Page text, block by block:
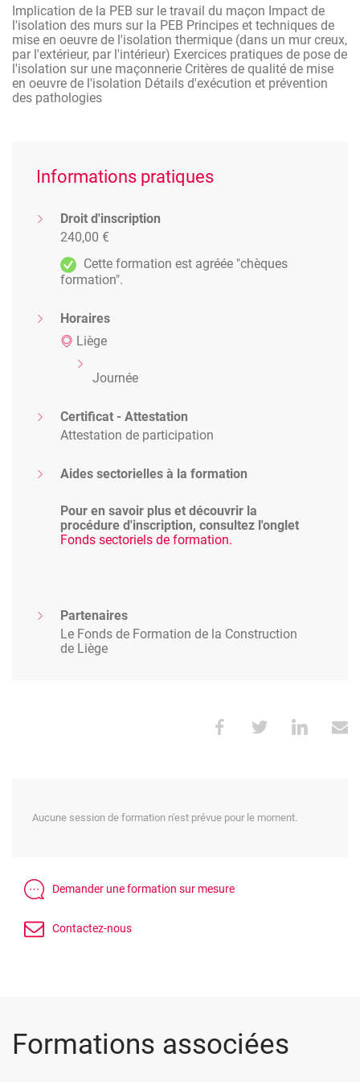
Implication de la PEB sur le travail du maçon Impact de
l'isolation des murs sur la PEB Principes et techniques de
mise en oeuvre de l'isolation thermique (dans un mur creux,
par l'extérieur, par l'intérieur) Exercices pratiques de pose de
l'isolation sur une maçonnerie Critères de qualité de mise
en oeuvre de l'isolation Détails d'exécution et prévention
des pathologies
Informations pratiques
Droit d'inscription
240,00 €
Cette formation est agréée "chèques
formation".
Horaires
Liège
Journée
Certificat - Attestation
Attestation de participation
Aides sectorielles à la formation
Pour en savoir plus et découvrir la
procédure d'inscription, consultez l'onglet
Fonds sectoriels de formation.
Partenaires
Le Fonds de Formation de la Construction
de Liège
Aucune session de formation n'est prévue pour le moment.
Formations associées